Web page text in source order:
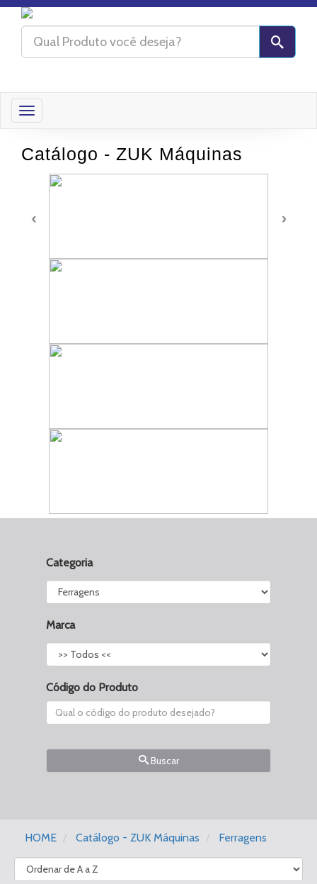
Toggle
Catálogo - ZUK Máquinas
‹ ›
Categoria
Marca
Código do Produto
Buscar
HOME Catálogo - ZUK Máquinas Ferragens